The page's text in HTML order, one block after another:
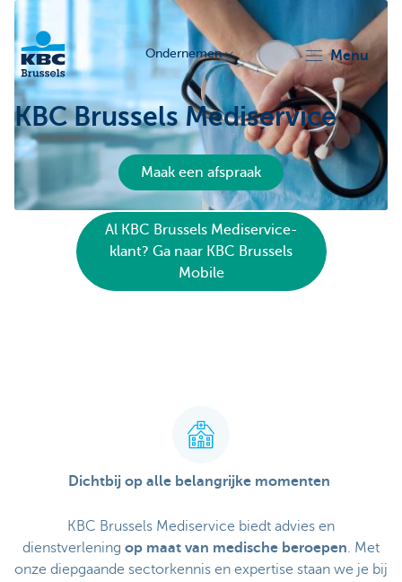
KBC
Ondernemen menu
KBC Brussels Mediservice
Maak een afspraak
Al KBC Brussels Mediservice-
klant? Ga naar KBC Brussels
Mobile
Dichtbij op alle belangrijke momenten
KBC Brussels Mediservice biedt advies en
dienstverlening op maat van medische beroepen. Met
onze diepgaande sectorkennis en expertise staan we je bij